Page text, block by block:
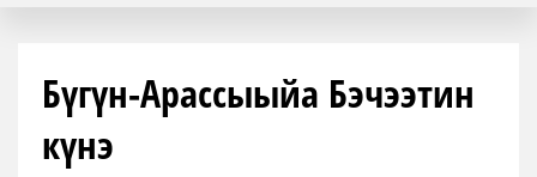
Бүгүн-Арассыыйа Бэчээтин
күнэ